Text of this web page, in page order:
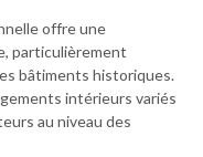
offre une
particulièrement
bâtiments historiques.
intérieurs variés
au niveau des